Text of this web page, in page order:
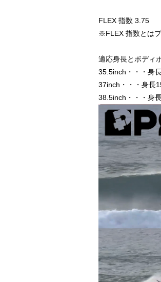
FLEX 指数 3.75
※FLEX 指数とは
適応身長とボディ
35.5inch・・・身
37inch・・・身長
38.5inch・・・身